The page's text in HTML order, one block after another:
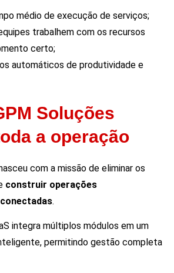
médio de execução de serviços;
trabalhem com os recursos
certo;
automáticos de produtividade e
Soluções
a operação
com a missão de eliminar os
construir operações
.
integra múltiplos módulos em um
permitindo gestão completa